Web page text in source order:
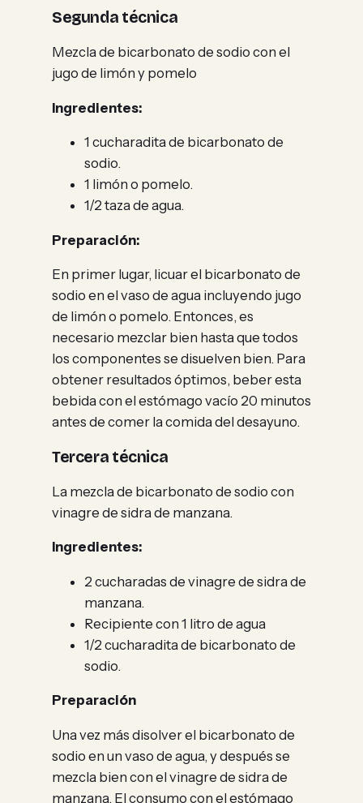
Segunda técnica
Mezcla de bicarbonato de sodio con el
jugo de limón y pomelo
Ingredientes:
1 cucharadita de bicarbonato de
sodio.
1 limón o pomelo.
1/2 taza de agua.
Preparación:
En primer lugar, licuar el bicarbonato de
sodio en el vaso de agua incluyendo jugo
de limón o pomelo. Entonces, es
necesario mezclar bien hasta que todos
los componentes se disuelven bien. Para
obtener resultados óptimos, beber esta
bebida con el estómago vacío 20 minutos
antes de comer la comida del desayuno.
Tercera técnica
La mezcla de bicarbonato de sodio con
vinagre de sidra de manzana.
Ingredientes:
2 cucharadas de vinagre de sidra de
manzana.
Recipiente con 1 litro de agua
1/2 cucharadita de bicarbonato de
sodio.
Preparación
Una vez más disolver el bicarbonato de
sodio en un vaso de agua, y después se
mezcla bien con el vinagre de sidra de
manzana. El consumo con el estómago